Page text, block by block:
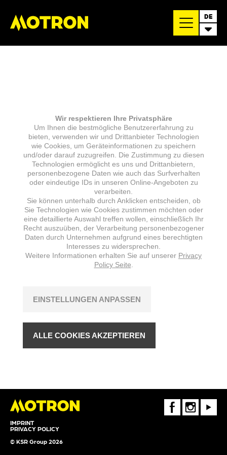
DE
IMPRINT
PRIVACY POLICY
© KSR Group 2026
FaceBookInstagramYoutube
Wir respektieren Ihre Privatsphäre
Um Ihnen die bestmögliche Benutzererfahrung zu
bieten, verwenden wir und Drittanbieter Technologien
wie Cookies, um Geräteinformationen zu speichern
und/oder darauf zuzugreifen. Die Zustimmung zu diesen
Technologien ermöglicht es uns und Drittanbietern,
personenbezogene Daten wie auch das Surfverhalten
oder eindeutige IDs in unseren Online-Angeboten zu
verarbeiten.
Sie können unterhalb durch Anklicken entscheiden, ob
Sie Technologien wie Cookies zustimmen möchten oder
eine detaillierte Auswahl treffen wollen, einschließlich Ihr
Recht auszuüben, der Verarbeitung personenbezogener
Daten durch Unternehmen aufgrund eines berechtigten
Interesses zu widersprechen.
Weitere Informationen erhalten Sie auf unserer Privacy
Policy Seite
EINSTELLUNGEN ANPASSEN
ALLE COOKIES AKZEPTIEREN